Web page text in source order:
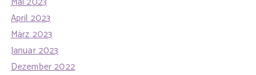
April 2023
März 2023
Januar 2023
Dezember 2022